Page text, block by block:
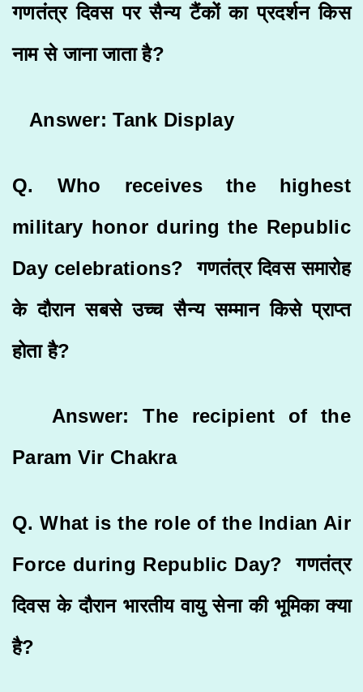
गणतंत्र दिवस पर सैन्य टैंकों का प्रदर्शन किस
नाम से जाना जाता है?
Answer: Tank Display
Q. Who receives the highest
military honor during the Republic
Day celebrations? गणतंत्र दिवस समारोह
के दौरान सबसे उच्च सैन्य सम्मान किसे प्राप्त
होता है?
Answer: The recipient of the
Param Vir Chakra
Q. What is the role of the Indian Air
Force during Republic Day? गणतंत्र
दिवस के दौरान भारतीय वायु सेना की भूमिका क्या
है?